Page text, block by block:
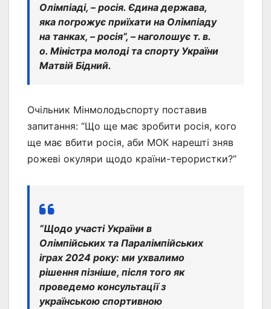
Олімпіаді, – росія. Єдина держава,
яка погрожує приїхати на Олімпіаду
на танках, – росія”, – наголошує т. в.
о. Міністра молоді та спорту України
Матвій Бідний.
Очільник Мінмолодьспорту поставив
запитання: “Що ще має зробити росія, кого
ще має вбити росія, аби МОК нарешті зняв
рожеві окуляри щодо країни-терористки?”
“Щодо участі України в
Олімпійських та Паралімпійських
іграх 2024 року: ми ухвалимо
рішення пізніше, після того як
проведемо консультації з
українською спортивною